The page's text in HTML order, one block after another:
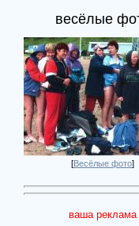
весёлые
[Весёлые фото]
ваша реклама